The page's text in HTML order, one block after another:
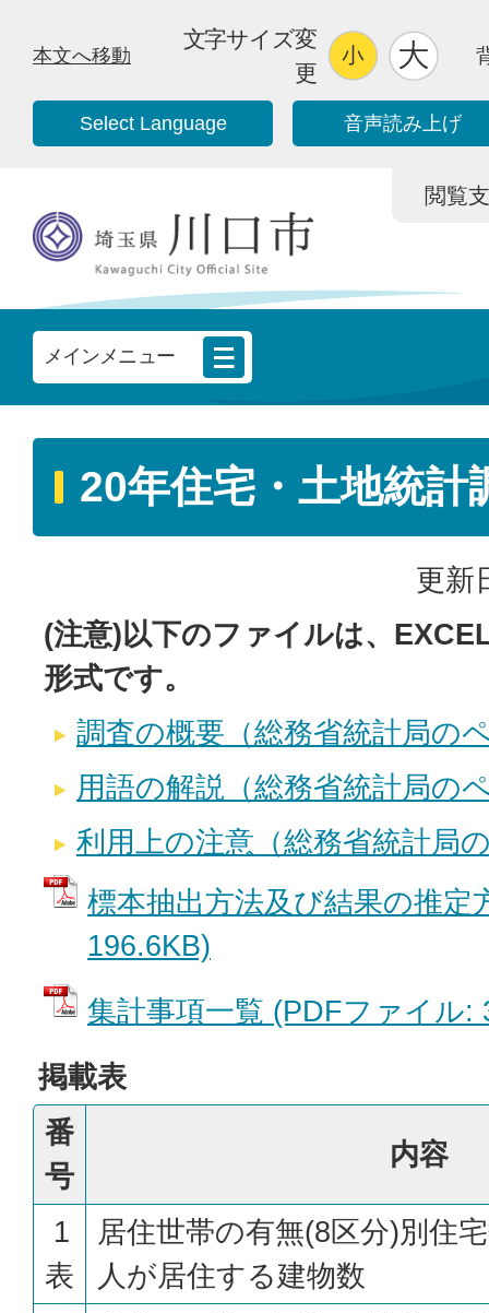
本文へ移動
文字サイズ変
更
Select Language 音声読み上げ
閲覧
メインメニュー
20年住宅・土地統計
更新
(注意)以下のファイルは、
形式です。
調査の概要（総務省統計局の
用語の解説（総務省統計局の
利用上の注意（総務省統計局
標本抽出方法及び結果の推定
196.6KB)
集計事項一覧 (PDFファイル:
掲載表
番
号
内容
1
表
居住世帯の有無(8区分)別住
人が居住する建物数